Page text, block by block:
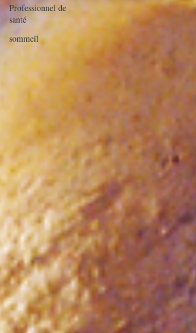
Professionnel de
santé
sommeil